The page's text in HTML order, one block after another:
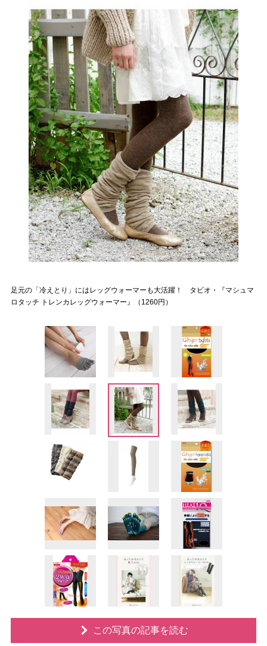
足元の「冷えとり」にはレッグウォーマーも大活躍！ タビオ・『マシュマ
ロタッチ トレンカレッグウォーマー』（1260円）
この写真の記事を読む